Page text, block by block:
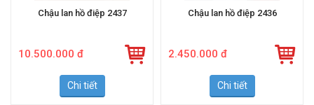
Chậu lan hồ điệp 2437
10.500.000 đ
Chi tiết
Chậu lan hồ điệp 2436
2.450.000 đ
Chi tiết